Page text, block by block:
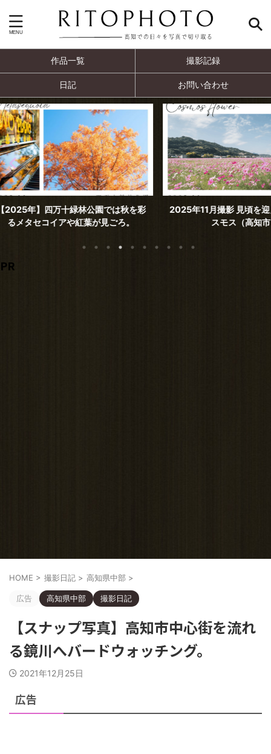
作品一覧 撮影記録
日記 お問い合わせ
秋を彩
ろ。
2025年11月撮影 見頃を迎えた高須のコ
スモス（高知市）
2025年
PR
HOME > 撮影日記 > 高知県中部 >
広告 高知県中部 撮影日記
【スナップ写真】高知市中心街を流れ
る鏡川へバードウォッチング。
2021年12月25日
広告